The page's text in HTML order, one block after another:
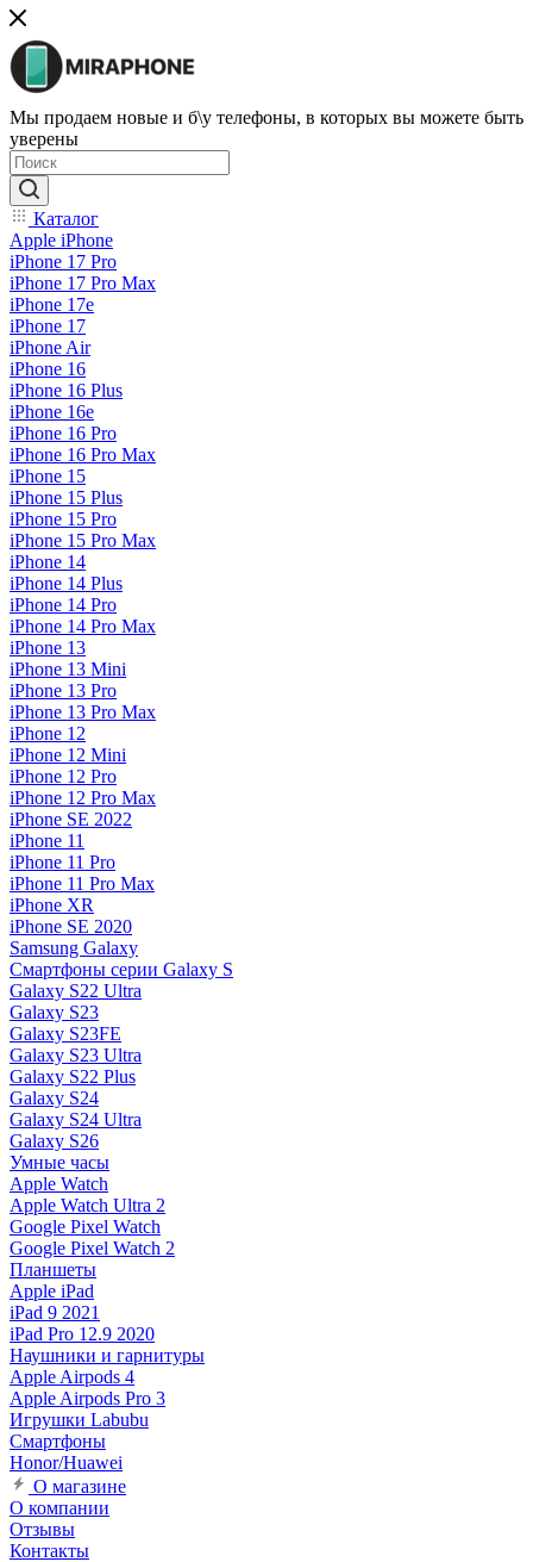
Мы продаем новые и б\у телефоны, в которых вы можете быть
уверены
Каталог
Apple iPhone
iPhone 17 Pro
iPhone 17 Pro Max
iPhone 17e
iPhone 17
iPhone Air
iPhone 16
iPhone 16 Plus
iPhone 16e
iPhone 16 Pro
iPhone 16 Pro Max
iPhone 15
iPhone 15 Plus
iPhone 15 Pro
iPhone 15 Pro Max
iPhone 14
iPhone 14 Plus
iPhone 14 Pro
iPhone 14 Pro Max
iPhone 13
iPhone 13 Mini
iPhone 13 Pro
iPhone 13 Pro Max
iPhone 12
iPhone 12 Mini
iPhone 12 Pro
iPhone 12 Pro Max
iPhone SE 2022
iPhone 11
iPhone 11 Pro
iPhone 11 Pro Max
iPhone XR
iPhone SE 2020
Samsung Galaxy
Смартфоны серии Galaxy S
Galaxy S22 Ultra
Galaxy S23
Galaxy S23FE
Galaxy S23 Ultra
Galaxy S22 Plus
Galaxy S24
Galaxy S24 Ultra
Galaxy S26
Умные часы
Apple Watch
Apple Watch Ultra 2
Google Pixel Watch
Google Pixel Watch 2
Планшеты
Apple iPad
iPad 9 2021
iPad Pro 12.9 2020
Наушники и гарнитуры
Apple Airpods 4
Apple Airpods Pro 3
Игрушки Labubu
Смартфоны
Honor/Huawei
О магазине
О компании
Отзывы
Контакты